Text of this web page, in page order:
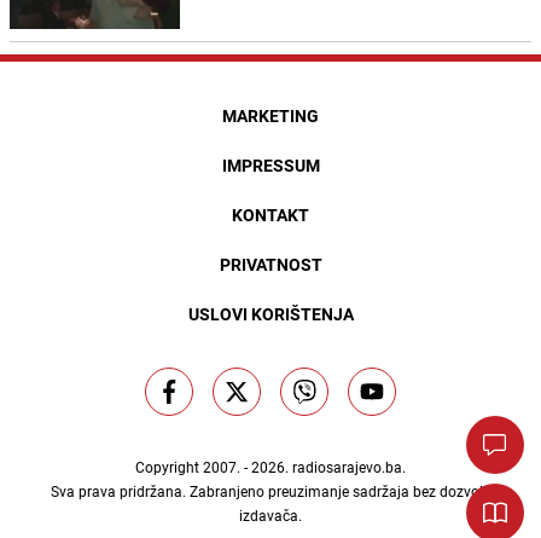
MARKETING
IMPRESSUM
KONTAKT
PRIVATNOST
USLOVI KORIŠTENJA
Copyright 2007. - 2026. radiosarajevo.ba.
Sva prava pridržana. Zabranjeno preuzimanje sadržaja bez dozvole
izdavača.